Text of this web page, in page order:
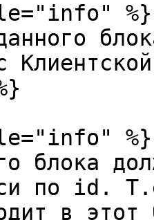
%}
%}
блока
по id.
в этот